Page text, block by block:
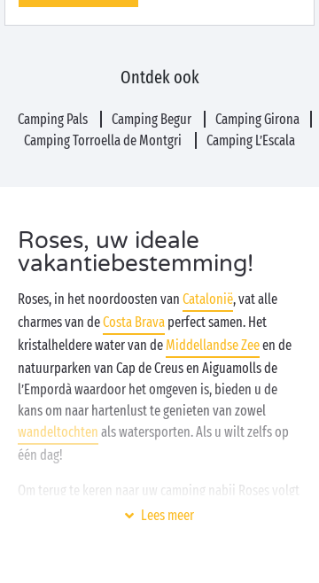
Ontdek ook
Camping Pals Camping Begur
Camping Girona
Camping Torroella de Montgri
Camping L’Escala
Roses, uw ideale
vakantiebestemming!
Roses, in het noordoosten van Catalonië, vat alle
charmes van deCosta Brava perfect samen. Het
kristalheldere water van de Middellandse Zeeen de
natuurparken van Cap de Creus en Aiguamolls de
l’Empordà waardoor het omgeven is, bieden u de
kans om naar hartenlust te genieten van zowel
wandeltochten als watersporten. Als u wilt zelfs op
één dag!
Om terug te keren naar uw camping nabij Roses volgt
u gewoon de sublieme kustlijn van de Costa Brava. In
Lees meer